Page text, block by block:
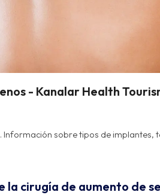
- Kanalar Health
sobre tipos de implantes,
la cirugía de aumento de